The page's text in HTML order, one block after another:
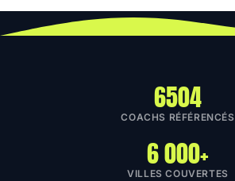
6504
COACHS RÉFÉRENCÉS
6 000+
VILLES COUVERTES